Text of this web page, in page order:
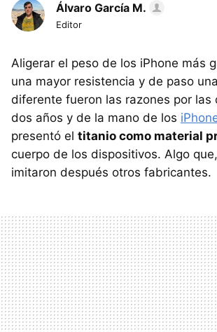
Álvaro García M.
Editor
Aligerar el peso de los iPhone más
una mayor resistencia y de paso
diferente fueron las razones por las
dos años y de la mano de los
presentó el titanio como material
cuerpo de los dispositivos. Algo
imitaron después otros fabricantes.